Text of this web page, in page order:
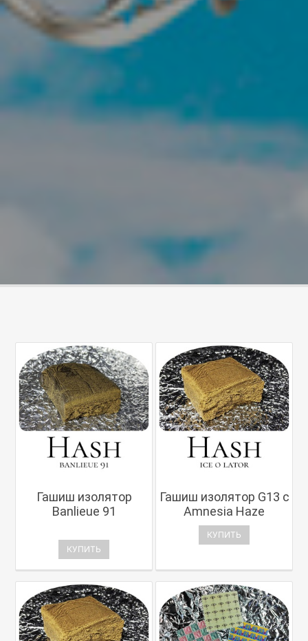
Гашиш изолятор
Banlieue 91
КУПИТЬ
Гашиш изолятор G13 с
Amnesia Haze
КУПИТЬ